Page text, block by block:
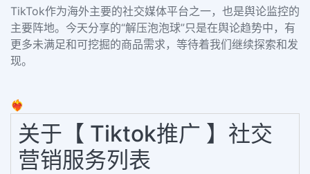
TikTok作为海外主要的社交媒体平台之一，也是舆论监控的
主要阵地。 今天分享的“解压泡泡球”只是在舆论趋势中，有
更多未满足和可挖掘的商品需求，等待着我们继续探索和发
现。
❤️‍🔥
关于【 Tiktok推广 】社交
营销服务列表